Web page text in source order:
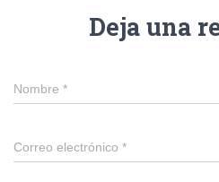
Deja una
Nombre *
Correo electrónico *